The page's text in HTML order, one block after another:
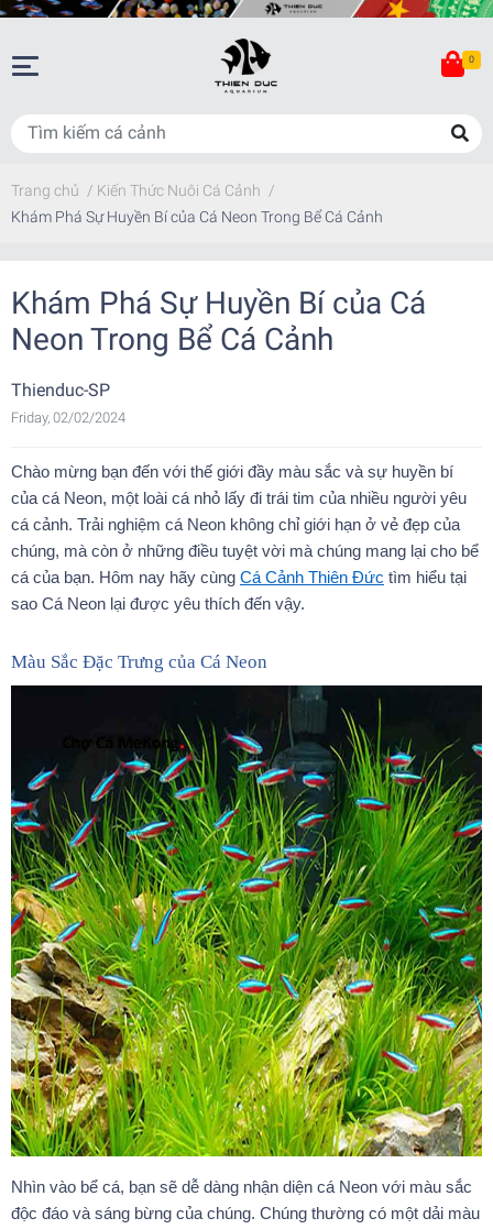
0
Trang chủ / Kiến Thức Nuôi Cá Cảnh /
Khám Phá Sự Huyền Bí của Cá Neon Trong Bể Cá Cảnh
Khám Phá Sự Huyền Bí của Cá
Neon Trong Bể Cá Cảnh
Thienduc-SP
Friday, 02/02/2024
Chào mừng bạn đến với thế giới đầy màu sắc và sự huyền bí
của cá Neon, một loài cá nhỏ lấy đi trái tim của nhiều người yêu
cá cảnh. Trải nghiệm cá Neon không chỉ giới hạn ở vẻ đẹp của
chúng, mà còn ở những điều tuyệt vời mà chúng mang lại cho bể
cá của bạn. Hôm nay hãy cùng Cá Cảnh Thiên Đức tìm hiểu tại
sao Cá Neon lại được yêu thích đến vậy.
Màu Sắc Đặc Trưng của Cá Neon
Nhìn vào bể cá, bạn sẽ dễ dàng nhận diện cá Neon với màu sắc
độc đáo và sáng bừng của chúng. Chúng thường có một dải màu